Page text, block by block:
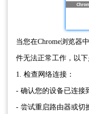
当您在Chrome浏览器
件无法正常工作，以
1. 检查网络连接：
- 确认您的设备已连接
- 尝试重启路由器或切